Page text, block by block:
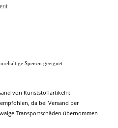
Speisen geeignet.
von Kunststoffartikeln:
da bei Versand per
Transportschäden übernommen